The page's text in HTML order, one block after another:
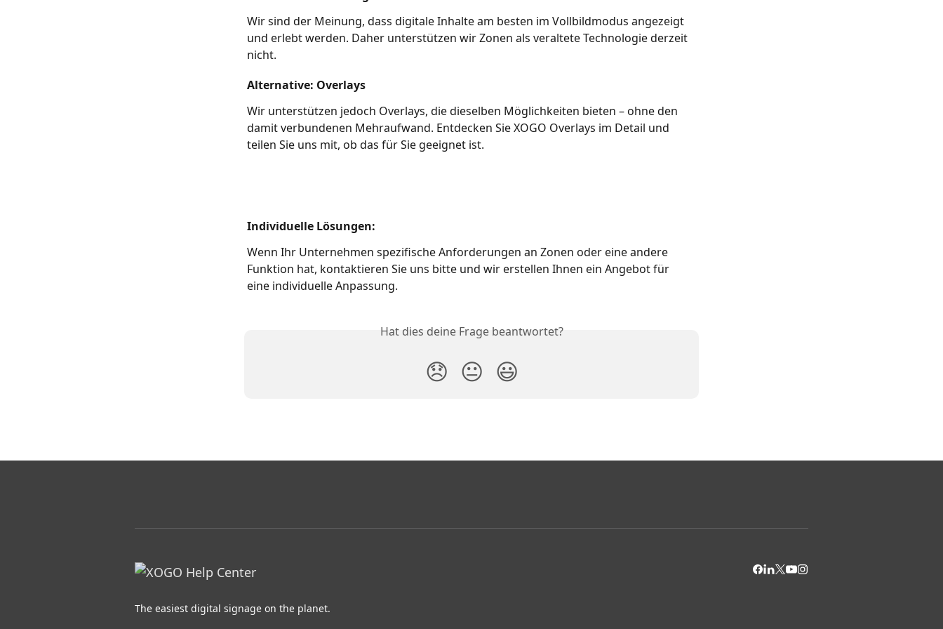
Wir sind der Meinung, dass digitale Inhalte am besten im Vollbildmodus angezeigt
und erlebt werden. Daher unterstützen wir Zonen als veraltete Technologie derzeit
nicht.
Alternative: Overlays
Wir unterstützen jedoch Overlays, die dieselben Möglichkeiten bieten – ohne den
damit verbundenen Mehraufwand. Entdecken Sie XOGO Overlays im Detail und
teilen Sie uns mit, ob das für Sie geeignet ist.
Individuelle Lösungen:
Wenn Ihr Unternehmen spezifische Anforderungen an Zonen oder eine andere
Funktion hat, kontaktieren Sie uns bitte und wir erstellen Ihnen ein Angebot für
eine individuelle Anpassung.
Hat dies deine Frage beantwortet?
😞 😐 😃
The easiest digital signage on the planet.